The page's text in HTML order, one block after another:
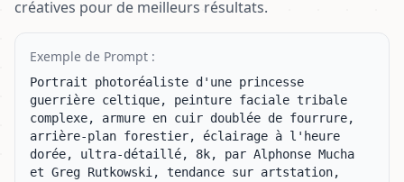
créatives pour de meilleurs résultats.
Exemple de Prompt :
Portrait photoréaliste d'une princesse
guerrière celtique, peinture faciale tribale
complexe, armure en cuir doublée de fourrure,
arrière-plan forestier, éclairage à l'heure
dorée, ultra-détaillé, 8k, par Alphonse Mucha
et Greg Rutkowski, tendance sur artstation,